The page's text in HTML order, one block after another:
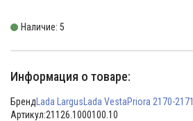
Наличие: 5
Информация о товаре:
Бренд Lada Largus Lada VestaPriora 2170-2171
Артикул:21126.1000100.10